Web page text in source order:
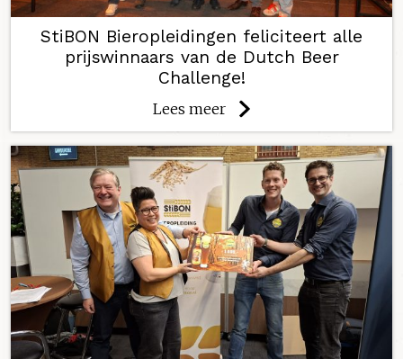
StiBON Bieropleidingen feliciteert alle
prijswinnaars van de Dutch Beer
Challenge!
Lees meer